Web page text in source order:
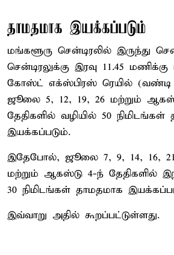
தாமதமாக இயக்கப்படும்
மங்களூரு சென்டிரலில் இருந்து
சென்டிரலுக்கு இரவு 11.45
கோஸ்ட் எக்ஸ்பிரஸ் ரெயில் (வண்டி
ஜூலை 5, 12, 19, 26 மற்றும்
தேதிகளில் வழியில் 50 நிமிடங்கள்
இயக்கப்படும்.
இதேபோல், ஜூலை 7, 9, 14, 16,
மற்றும் ஆகஸ்டு 4-ந் தேதிகளில்
30 நிமிடங்கள் தாமதமாக
இவ்வாறு அதில் கூறப்பட்டுள்ளது.